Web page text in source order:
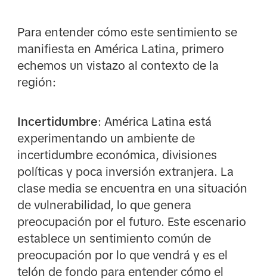
Para entender cómo este sentimiento se
manifiesta en América Latina, primero
echemos un vistazo al contexto de la
región:
Incertidumbre: América Latina está
experimentando un ambiente de
incertidumbre económica, divisiones
políticas y poca inversión extranjera. La
clase media se encuentra en una situación
de vulnerabilidad, lo que genera
preocupación por el futuro. Este escenario
establece un sentimiento común de
preocupación por lo que vendrá y es el
telón de fondo para entender cómo el